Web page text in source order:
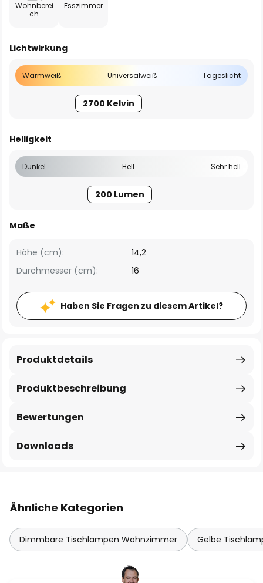
Wohnberei
ch
Esszimmer
Lichtwirkung
Warmweiß Universalweiß Tageslicht
2700 Kelvin
Helligkeit
Dunkel Hell Sehr hell
200 Lumen
Maße
Höhe (cm):
14,2
Durchmesser (cm):
16
Haben Sie Fragen zu diesem Artikel?
Produktbeschreibung
Produktdetails
Bewertungen
Downloads
Ähnliche Kategorien
Dimmbare Tischlampen Wohnzimmer Gelbe